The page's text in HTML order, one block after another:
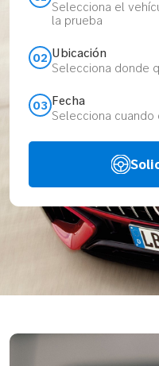
Selecciona el
la prueba
02 Ubicación
Selecciona donde
03 Fecha
Selecciona cuando